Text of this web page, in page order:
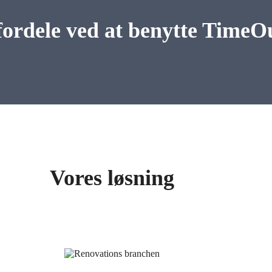
ved at benytte
Vores løsning